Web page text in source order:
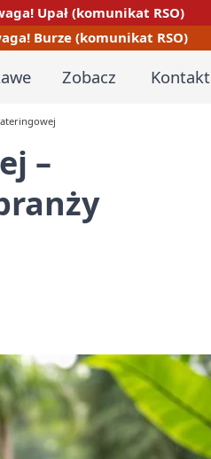
Upał (komunikat RSO)
Burze (komunikat RSO)
Zobacz Kontakt
–